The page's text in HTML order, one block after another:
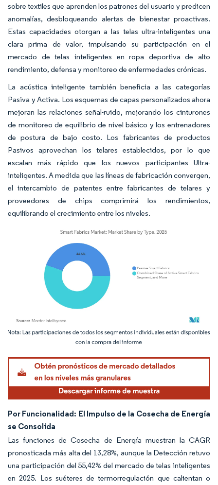
sobre textiles que aprenden los patrones del usuario y predicen
anomalías, desbloqueando alertas de bienestar proactivas.
Estas capacidades otorgan a las telas ultra-inteligentes una
clara prima de valor, impulsando su participación en el
mercado de telas inteligentes en ropa deportiva de alto
rendimiento, defensa y monitoreo de enfermedades crónicas.
La acústica inteligente también beneficia a las categorías
Pasiva y Activa. Los esquemas de capas personalizados ahora
mejoran las relaciones señal-ruido, mejorando los cinturones
de monitoreo de equilibrio de nivel básico y los entrenadores
de postura de bajo costo. Los fabricantes de productos
Pasivos aprovechan los telares establecidos, por lo que
escalan más rápido que los nuevos participantes Ultra-
inteligentes. A medida que las líneas de fabricación convergen,
el intercambio de patentes entre fabricantes de telares y
proveedores de chips comprimirá los rendimientos,
equilibrando el crecimiento entre los niveles.
Imagen © Mordor Intelligence. El uso requiere atribución según CC BY 4.0.
Por Funcionalidad: El Impulso de la Cosecha de Energía
se Consolida
Las funciones de Cosecha de Energía muestran la CAGR
pronosticada más alta del 13,28%, aunque la Detección retuvo
una participación del 55,42% del mercado de telas inteligentes
en 2025. Los suéteres de termorregulación que calientan o